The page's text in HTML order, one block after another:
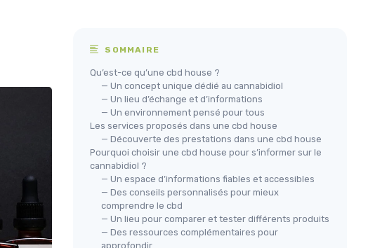
SOMMAIRE
Qu’est-ce qu’une cbd house ?
— Un concept unique dédié au cannabidiol
— Un lieu d’échange et d’informations
— Un environnement pensé pour tous
Les services proposés dans une cbd house
— Découverte des prestations dans une cbd house
Pourquoi choisir une cbd house pour s’informer sur le
cannabidiol ?
— Un espace d’informations fiables et accessibles
— Des conseils personnalisés pour mieux
comprendre le cbd
— Un lieu pour comparer et tester différents produits
— Des ressources complémentaires pour
approfondir